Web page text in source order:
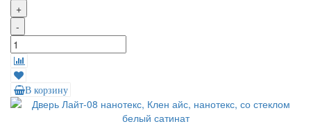
+
-
В корзину